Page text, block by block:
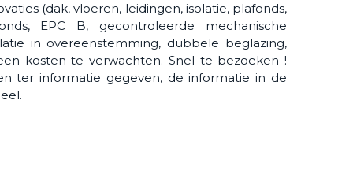
(dak, vloeren, leidingen, isolatie, plafonds,
EPC B, gecontroleerde mechanische
in overeenstemming, dubbele beglazing,
kosten te verwachten. Snel te bezoeken !
ter informatie gegeven, de informatie in de